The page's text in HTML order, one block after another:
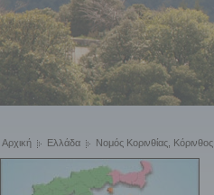
Αρχική Ελλάδα Νομός Κορινθίας, Κόρινθος